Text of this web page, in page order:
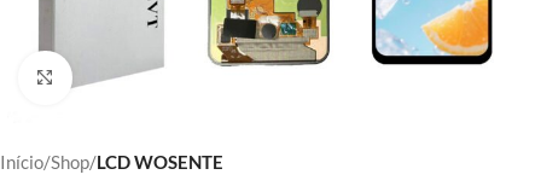
Click to enlarge
Início Shop LCD WOSENTE